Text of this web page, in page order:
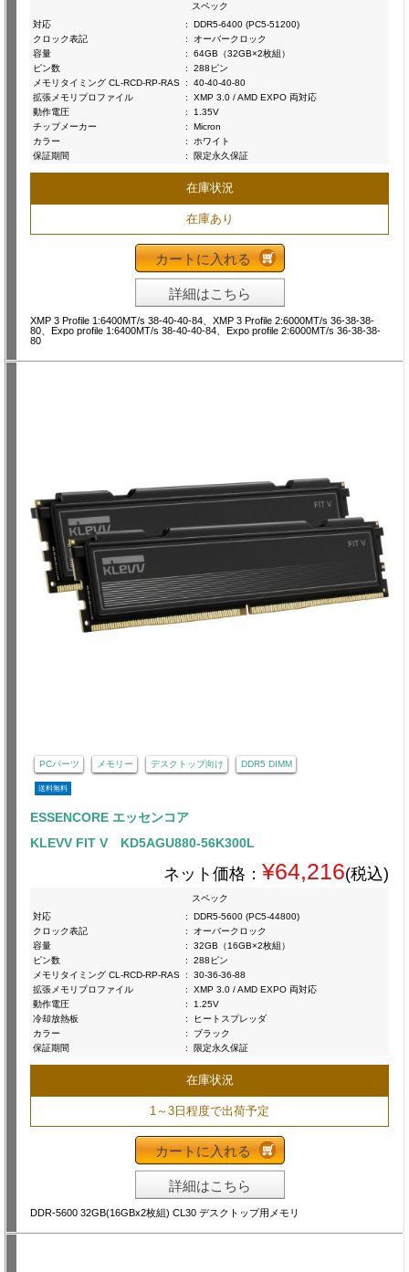
スペック
対応
:
DDR5-6400 (PC5-51200)
クロック表記
:
オーバークロック
容量
:
64GB（32GB×2枚組）
ピン数
:
288ピン
メモリタイミング CL-RCD-RP-RAS :
40-40-40-80
拡張メモリプロファイル
:
XMP 3.0 / AMD EXPO 両対応
動作電圧
:
1.35V
チップメーカー
:
Micron
カラー
:
ホワイト
保証期間
: 限定永久保証
在庫状況
在庫あり
カートに入れる
詳細はこちら
XMP 3 Profile 1:6400MT/s 38-40-40-84、XMP 3 Profile 2:6000MT/s 36-38-38-
80、Expo profile 1:6400MT/s 38-40-40-84、Expo profile 2:6000MT/s 36-38-38-
80
PCパーツ メモリー デスクトップ向け DDR5 DIMM
送料無料
ESSENCORE エッセンコア
KLEVV FIT V KD5AGU880-56K300L
ネット価格： ¥64,216(税込)
スペック
対応
:
DDR5-5600 (PC5-44800)
クロック表記
:
オーバークロック
容量
:
32GB（16GB×2枚組）
ピン数
:
288ピン
メモリタイミング CL-RCD-RP-RAS :
30-36-36-88
拡張メモリプロファイル
:
XMP 3.0 / AMD EXPO 両対応
動作電圧
:
1.25V
冷却放熱板
:
ヒートスプレッダ
カラー
:
ブラック
保証期間
: 限定永久保証
在庫状況
1～3日程度で出荷予定
カートに入れる
詳細はこちら
DDR-5600 32GB(16GBx2枚組) CL30 デスクトップ用メモリ